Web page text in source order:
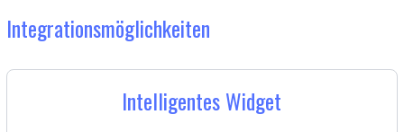
Integrationsmöglichkeiten
Intelligentes Widget